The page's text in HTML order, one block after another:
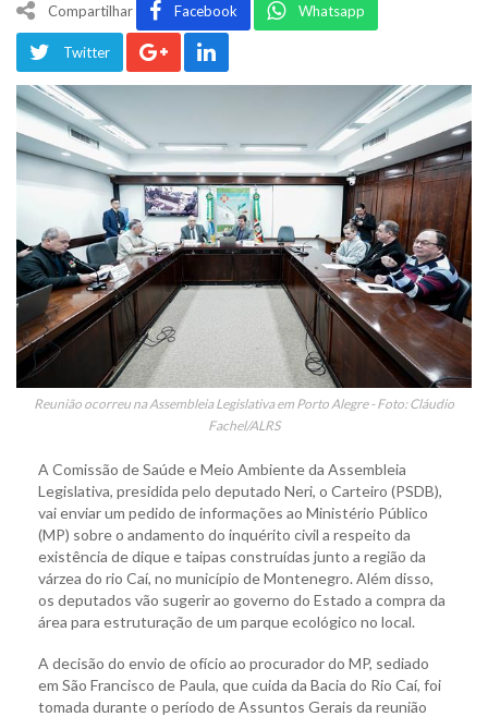
Compartilhar Facebook Whatsapp
Twitter
Reunião ocorreu na Assembleia Legislativa em Porto Alegre - Foto: Cláudio
Fachel/ALRS
A Comissão de Saúde e Meio Ambiente da Assembleia
Legislativa, presidida pelo deputado Neri, o Carteiro (PSDB),
vai enviar um pedido de informações ao Ministério Público
(MP) sobre o andamento do inquérito civil a respeito da
existência de dique e taipas construídas junto a região da
várzea do rio Caí, no município de Montenegro. Além disso,
os deputados vão sugerir ao governo do Estado a compra da
área para estruturação de um parque ecológico no local.
A decisão do envio de ofício ao procurador do MP, sediado
em São Francisco de Paula, que cuida da Bacia do Rio Caí, foi
tomada durante o período de Assuntos Gerais da reunião